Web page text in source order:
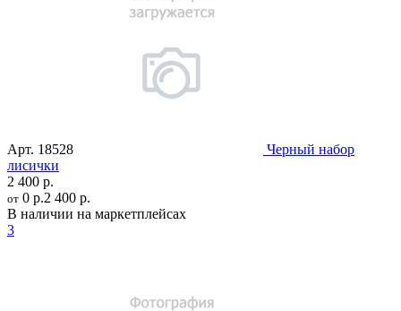
Арт. 18528
Черный набор
лисички
2 400 р.
от 0 р.2 400 р.
В наличии на маркетплейсах
3